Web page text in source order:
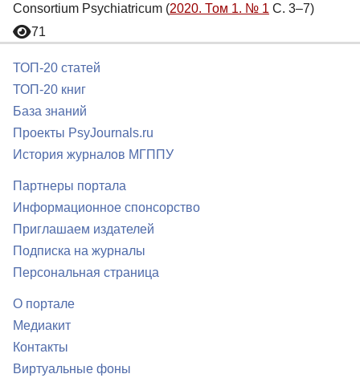
Consortium Psychiatricum (2020. Том 1. № 1 С. 3–7)
71
ТОП-20 статей
ТОП-20 книг
База знаний
Проекты PsyJournals.ru
История журналов МГППУ
Партнеры портала
Информационное спонсорство
Приглашаем издателей
Подписка на журналы
Персональная страница
О портале
Медиакит
Контакты
Виртуальные фоны